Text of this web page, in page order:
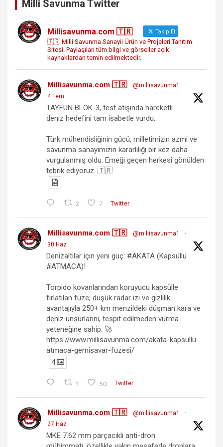
Milli Savunma Twitter
Millisavunma.com 🇹🇷 Takip Et
🇹🇷 Milli Savunma Sanayii Ürün ve Projeleri Tanıtım
Sitesi. Paylaşılan tüm bilgi ve görseller açık
kaynaklardan temin edilmektedir.
Millisavunma.com 🇹🇷 @millisavunma1
·
4 Tem
TAYFUN BLOK-3, test atışında hareketli
deniz hedefini tam isabetle vurdu.
Türk mühendisliğinin gücü, milletimizin azmi ve
savunma sanayimizin kararlılığı bir kez daha
vurgulanmış oldu. Emeği geçen herkesi gönülden
tebrik ediyoruz. 🇹🇷
2 7 Twitter
Millisavunma.com 🇹🇷 @millisavunma1
·
30 Haz
Denizaltılar için yeni güç: #AKATA (Kapsüllü
#ATMACA)!
Torpido kovanlarından koruyucu kapsülle
fırlatılan füze; düşük radar izi ve gizlilik
avantajıyla 250+ km menzildeki düşman kara ve
deniz unsurlarını, tespit edilmeden vurma
yeteneğine sahip. 🚀
https://www.millisavunma.com/akata-kapsullu-
atmaca-gemisavar-fuzesi/
4
1 50 Twitter
Millisavunma.com 🇹🇷 @millisavunma1
·
27 Haz
MKE 7.62 mm parçacıklı anti-dron